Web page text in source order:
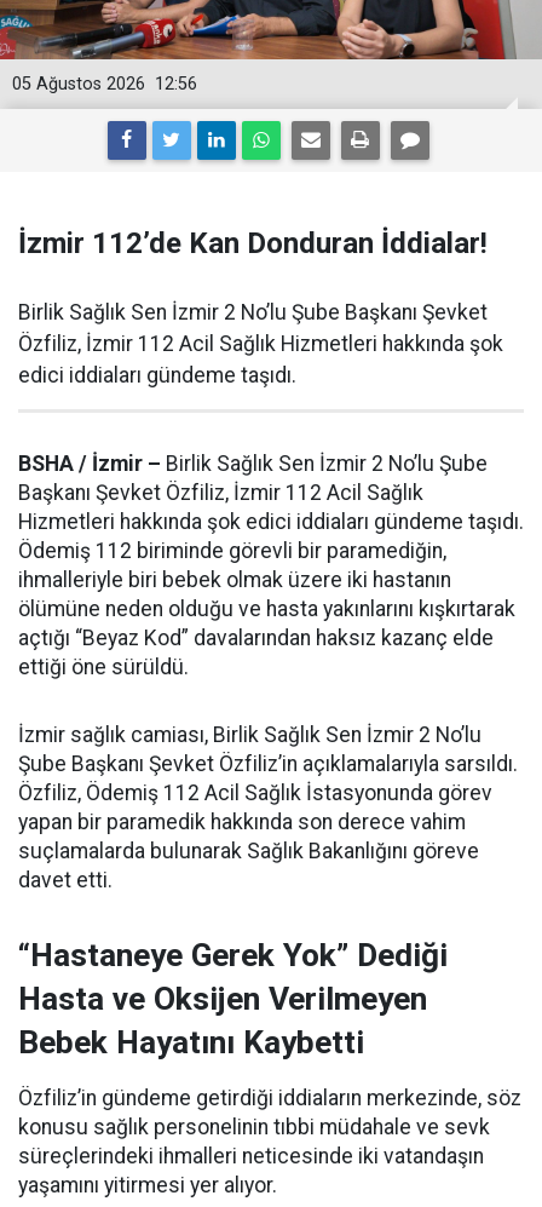
12:56
05 Ağustos 2026
İzmir 112’de Kan Donduran İddialar!
Birlik Sağlık Sen İzmir 2 No’lu Şube Başkanı Şevket
Özfiliz, İzmir 112 Acil Sağlık Hizmetleri hakkında şok
edici iddiaları gündeme taşıdı.
BSHA / İzmir – Birlik Sağlık Sen İzmir 2 No’lu Şube
Başkanı Şevket Özfiliz, İzmir 112 Acil Sağlık
Hizmetleri hakkında şok edici iddiaları gündeme taşıdı.
Ödemiş 112 biriminde görevli bir paramediğin,
ihmalleriyle biri bebek olmak üzere iki hastanın
ölümüne neden olduğu ve hasta yakınlarını kışkırtarak
açtığı “Beyaz Kod” davalarından haksız kazanç elde
ettiği öne sürüldü.
İzmir sağlık camiası, Birlik Sağlık Sen İzmir 2 No’lu
Şube Başkanı Şevket Özfiliz’in açıklamalarıyla sarsıldı.
Özfiliz, Ödemiş 112 Acil Sağlık İstasyonunda görev
yapan bir paramedik hakkında son derece vahim
suçlamalarda bulunarak Sağlık Bakanlığını göreve
davet etti.
“Hastaneye Gerek Yok” Dediği
Hasta ve Oksijen Verilmeyen
Bebek Hayatını Kaybetti
Özfiliz’in gündeme getirdiği iddiaların merkezinde, söz
konusu sağlık personelinin tıbbi müdahale ve sevk
süreçlerindeki ihmalleri neticesinde iki vatandaşın
yaşamını yitirmesi yer alıyor.